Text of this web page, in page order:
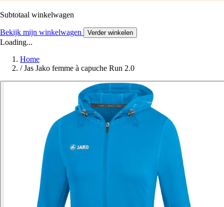
Subtotaal winkelwagen
Bekijk mijn winkelwagen Verder winkelen
Loading...
Home
/ Jas Jako femme à capuche Run 2.0